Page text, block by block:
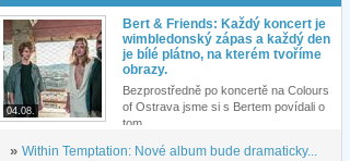
04.08.
Bert & Friends: Každý koncert je
wimbledonský zápas a každý den
je bílé plátno, na kterém tvoříme
obrazy.
Bezprostředně po koncertě na Colours
of Ostrava jsme si s Bertem povídali o
tom,...
» Within Temptation: Nové album bude dramaticky...